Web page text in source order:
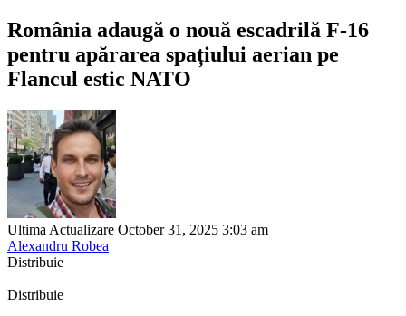
România adaugă o nouă escadrilă F-16
pentru apărarea spațiului aerian pe
Flancul estic NATO
Ultima Actualizare October 31, 2025 3:03 am
Alexandru Robea
Distribuie
Distribuie